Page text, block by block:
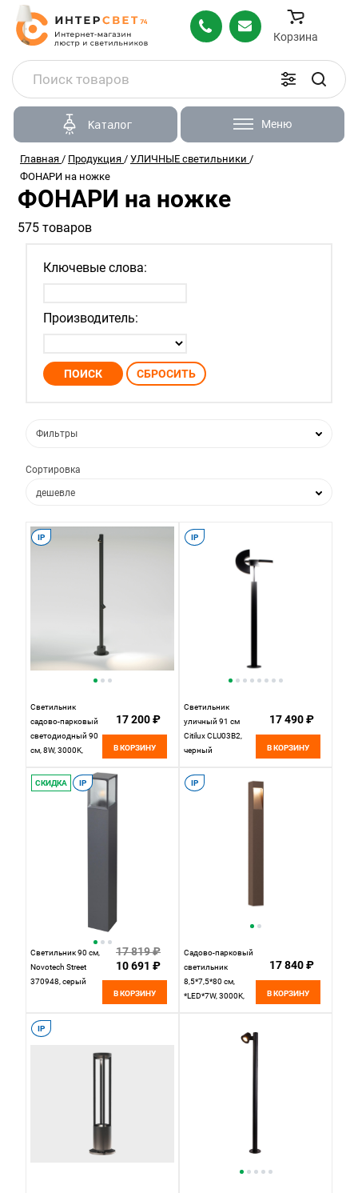
Корзина
Каталог Меню
Главная / Продукция / УЛИЧНЫЕ светильники /
ФОНАРИ на ножке
ФОНАРИ на ножке
575 товаров
Ключевые слова:
Производитель:
Фильтры
Сортировка
дешевле
по популярности
IP
Светильник
садово-парковый
светодиодный 90
см, 8W, 3000K,
Elektrostandard
35175/F, черный
17 200 ₽
В КОРЗИНУ
IP
Светильник
уличный 91 см
Citilux CLU03B2,
черный
17 490 ₽
В КОРЗИНУ
СКИДКА IP
Светильник 90 см,
Novotech Street
370948, серый
17 819 ₽
10 691 ₽
В КОРЗИНУ
IP
Садово-парковый
светильник
8,5*7,5*80 см,
*LED*7W, 3000K,
17 840 ₽
В КОРЗИНУ
IP